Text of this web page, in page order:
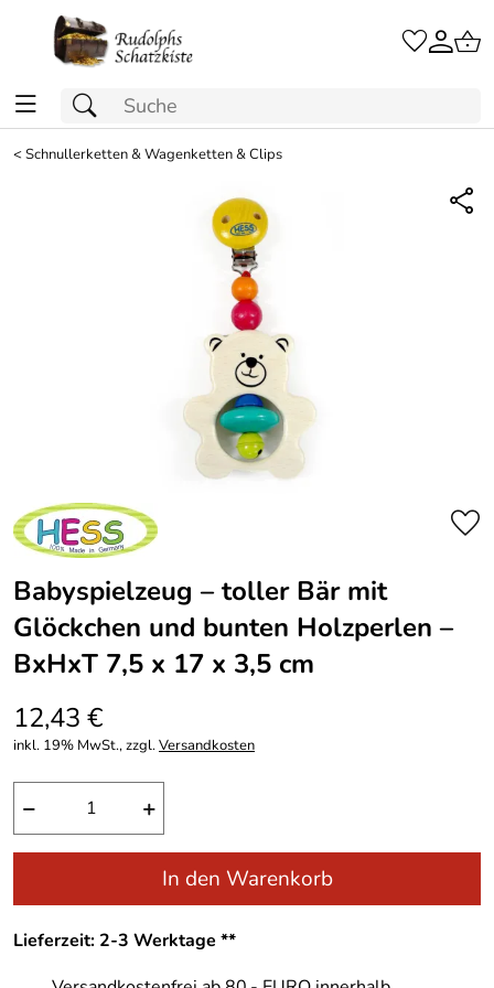
<Schnullerketten & Wagenketten & Clips
Babyspielzeug – toller Bär mit
Glöckchen und bunten Holzperlen –
BxHxT 7,5 x 17 x 3,5 cm
12,43 €
inkl. 19% MwSt., zzgl.Versandkosten
− +
In den Warenkorb
Lieferzeit: 2-3 Werktage **